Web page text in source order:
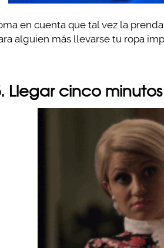
en cuenta que tal vez la
alguien más llevarse tu ropa
Llegar cinco